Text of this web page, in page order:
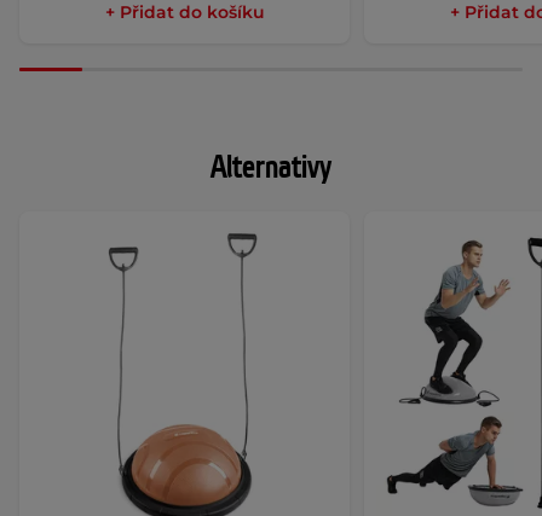
+ Přidat do košíku + Přidat
Alternativy